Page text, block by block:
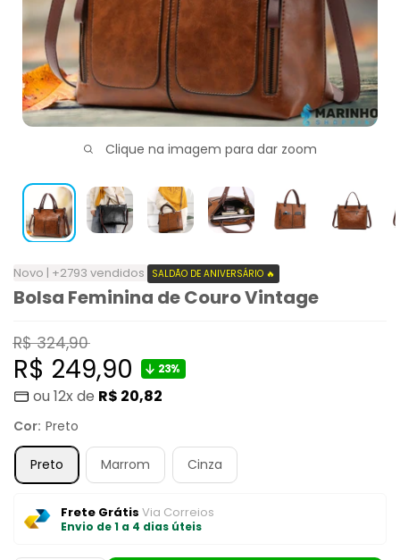
Clique na imagem para dar zoom
Novo | +2793 vendidos SALDÃO DE ANIVERSÁRIO 🔥
Bolsa Feminina de Couro Vintage
Preço
normal
R$ 324,90
Preço
promocional
R$ 249,90 23%
ou 12x de R$ 20,82
Cor: Preto
Preto Marrom Cinza
Frete Grátis Via Correios
Envio de 1 a 4 dias úteis